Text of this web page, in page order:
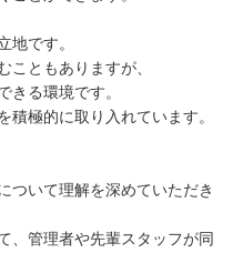
です。
ともありますが、
る環境です。
極的に取り入れています。
ついて理解を深めていただき
、管理者や先輩スタッフが同